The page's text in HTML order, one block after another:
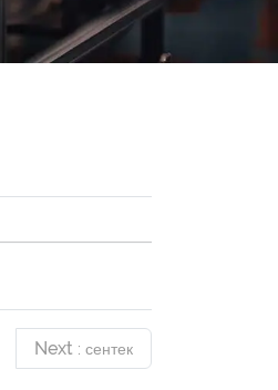
Next : сентек